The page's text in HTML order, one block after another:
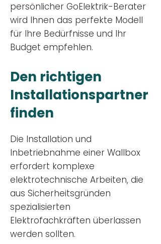
persönlicher GoElektrik-Berater
wird Ihnen das perfekte Modell
für Ihre Bedürfnisse und Ihr
Budget empfehlen.
Den richtigen
Installationspartner
finden
Die Installation und
Inbetriebnahme einer Wallbox
erfordert komplexe
elektrotechnische Arbeiten, die
aus Sicherheitsgründen
spezialisierten
Elektrofachkräften überlassen
werden sollten.